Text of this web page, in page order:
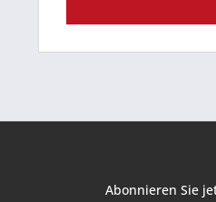
Abonnieren Sie